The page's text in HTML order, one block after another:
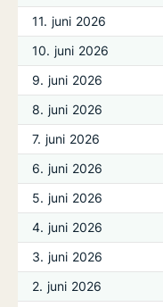
11. juni 2026
10. juni 2026
9. juni 2026
8. juni 2026
7. juni 2026
6. juni 2026
5. juni 2026
4. juni 2026
3. juni 2026
2. juni 2026